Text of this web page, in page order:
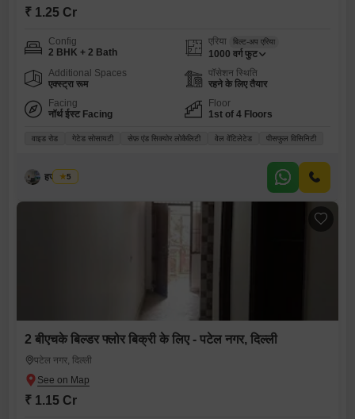
₹ 1.25 Cr
Config
2 BHK + 2 Bath
एरिया बिल्ट-अप एरिया
1000 वर्ग फुट
Additional Spaces
एक्स्ट्रा रूम
पॉसेशन स्थिति
रहने के लिए तैयार
Facing
नॉर्थ ईस्ट Facing
Floor
1st of 4 Floors
वाइड रोड गेटेड सोसायटी सेफ़ एंड सिक्योर लोकैलिटी वेल वेंटिलेटेड पीसफुल विसिनिटी
हर्जस सिंघ
5
2 बीएचके बिल्डर फ्लोर बिक्री के लिए - पटेल नगर, दिल्ली
पटेल नगर, दिल्ली
₹ 1.15 Cr